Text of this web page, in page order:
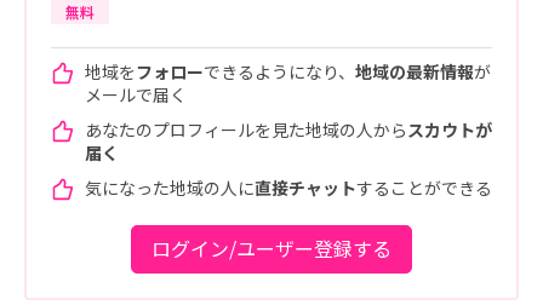
無料
地域をフォローできるようになり、 地域の最新情報が
メールで届く
あなたのプロフィールを見た地域の人から スカウトが
届く
気になった地域の人に直接チャットすることができる
ログイン/ユーザー登録する